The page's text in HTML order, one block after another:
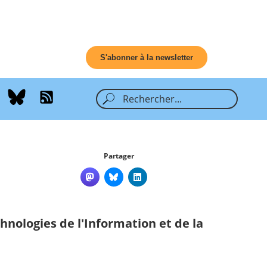
S'abonner à la newsletter
Partager
de l'Information et de la